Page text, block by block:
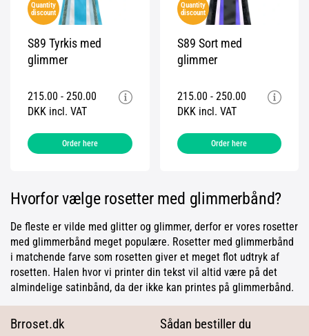
Quantity
discount
S89 Tyrkis med
glimmer
215.00 - 250.00
DKK incl. VAT
Order here
Quantity
discount
S89 Sort med
glimmer
215.00 - 250.00
DKK incl. VAT
Order here
Hvorfor vælge rosetter med glimmerbånd?
De fleste er vilde med glitter og glimmer, derfor er vores rosetter
med glimmerbånd meget populære. Rosetter med glimmerbånd
i matchende farve som rosetten giver et meget flot udtryk af
rosetten. Halen hvor vi printer din tekst vil altid være på det
almindelige satinbånd, da der ikke kan printes på glimmerbånd.
Brroset.dk Sådan bestiller du